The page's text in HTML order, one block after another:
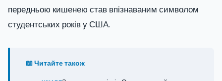
передньою кишенею став впізнаваним символом
студентських років у США.
📖 Читайте також